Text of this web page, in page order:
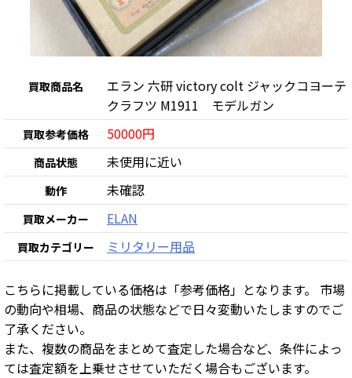
買取商品名
エラン 六研 victory colt ジャックコヨーテ
クラフツ M1911 モデルガン
買取参考価格 50000円
商品状態 未使用に近い
動作 未確認
買取メーカー ELAN
買取カテゴリー ミリタリー用品
こちらに掲載している価格は「参考価格」となります。 市場
の動向や相場、商品の状態などで日々変動いたしますのでご
了承ください。
また、複数の商品をまとめて査定した場合など、条件によっ
ては査定額を上乗せさせていただく場合もございます。